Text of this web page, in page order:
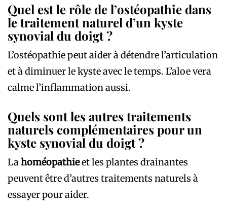
Quel est le rôle de l’ostéopathie dans
le traitement naturel d’un kyste
synovial du doigt ?
L’ostéopathie peut aider à détendre l’articulation
et à diminuer le kyste avec le temps. L’aloe vera
calme l’inflammation aussi.
Quels sont les autres traitements
naturels complémentaires pour un
kyste synovial du doigt ?
Lahoméopathieet les plantes drainantes
peuvent être d’autres traitements naturels à
essayer pour aider.